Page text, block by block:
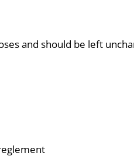
and should be left